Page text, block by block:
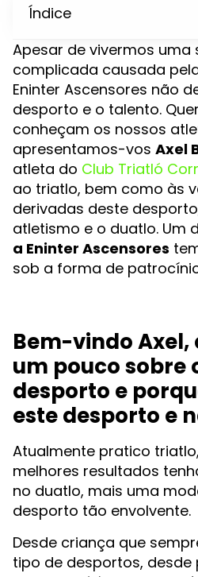
Índice
Apesar de vivermos
complicada causada
Eninter Ascensores não
desporto e o talento.
conheçam os nossos
apresentamos-vos Axel
atleta do Club Triatló
ao triatlo, bem como às
derivadas deste
atletismo e o duatlo. Um
a Eninter Ascensores
sob a forma de
Bem-vindo
um pouco sobre
desporto e
este desporto e
Atualmente pratico
melhores resultados
no duatlo, mais uma
desporto tão envolvente.
Desde criança que
tipo de desportos,